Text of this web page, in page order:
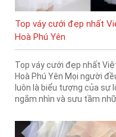
Top váy cưới đẹp nhất
Hoà Phú Yên
Top váy cưới đẹp nhất
Hoà Phú Yên Mọi người
luôn là biểu tượng của sự
ngắm nhìn và sưu tầm